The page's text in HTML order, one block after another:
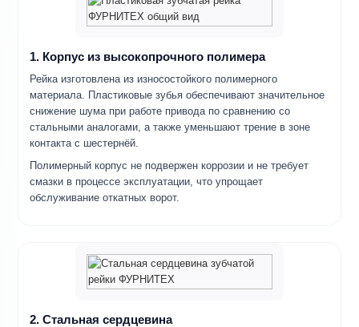
1. Корпус из высокопрочного полимера
Рейка изготовлена из износостойкого полимерного
материала. Пластиковые зубья обеспечивают значительное
снижение шума при работе привода по сравнению со
стальными аналогами, а также уменьшают трение в зоне
контакта с шестернёй.
Полимерный корпус не подвержен коррозии и не требует
смазки в процессе эксплуатации, что упрощает
обслуживание откатных ворот.
2. Стальная сердцевина